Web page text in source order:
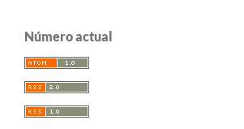
Número actual